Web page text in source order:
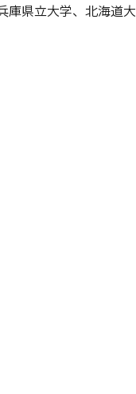
庫県立大学、北海道大